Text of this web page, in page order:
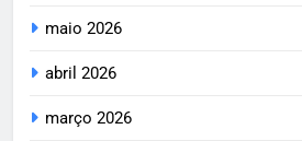
maio 2026
abril 2026
março 2026